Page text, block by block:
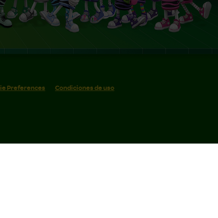
Preferences Condiciones de uso